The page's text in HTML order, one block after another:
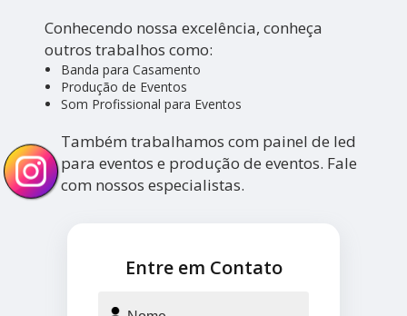
Conhecendo nossa excelência, conheça
outros trabalhos como:
Banda para Casamento
Produção de Eventos
Som Profissional para Eventos
Também trabalhamos com painel de led
para eventos e produção de eventos. Fale
com nossos especialistas.
Entre em Contato